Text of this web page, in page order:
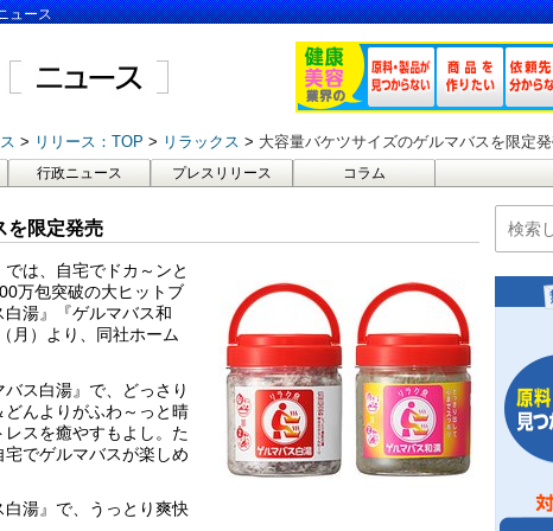
ュース
リリース：TOP リラックス 大容量バケツサイズのゲルマバスを限定
行政ニュース プレスリリース コラム
を限定発売
は、自宅でドカ～ンと
万包突破の大ヒットブ
湯』『ゲルマバス和
月）より、同社ホーム
ス白湯』で、どっさり
んよりがふわ～っと晴
スを癒やすもよし。た
でゲルマバスが楽しめ
湯』で、うっとり爽快